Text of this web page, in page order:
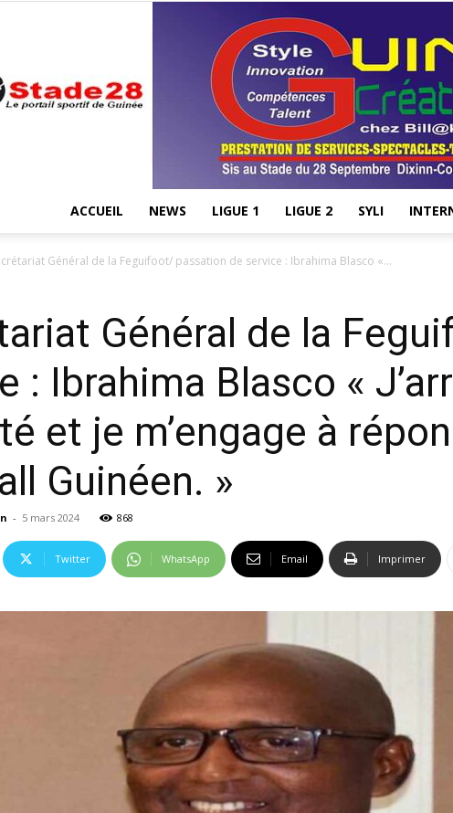
ACCUEIL NEWS LIGUE 1 LIGUE 2 SYLI
Général de la Feguifoot/ passation de service : Ibrahima Blasco «...
Général de la
: Ibrahima Blasco «
et je m’engage à
Guinéen. »
- 5 mars 2024 868
Twitter WhatsApp Email Imprimer